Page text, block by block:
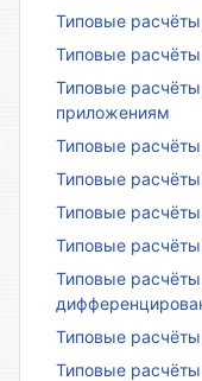
Типовые
Типовые
Типовые
приложениям
Типовые
Типовые
Типовые
Типовые
Типовые
Типовые
Типовые